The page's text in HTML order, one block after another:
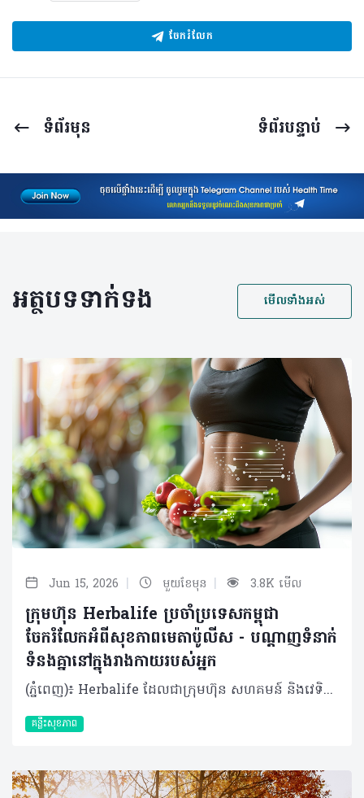
ចែករំលែក
ទំព័រ​មុន ទំព័រ​បន្ទាប់
អត្ថបទទាក់ទង មើលទាំងអស់
Jun 15, 2026 | មួយខែមុន | 3.8K មើល
ក្រុមហ៊ុន Herbalife ប្រចាំប្រទេសកម្ពុជា
ចែករំលែកអំពីសុខភាពមេតាប៉ូលីស - បណ្តាញទំនាក់
ទំនងគ្នានៅក្នុងរាងកាយរបស់អ្នក
(ភ្នំពេញ)៖ Herbalife ដែលជាក្រុមហ៊ុន សហគមន៍ និងវេទិកាភ្ជាប់ទំនាក់ទំនង លំដាប់ថ្នាក់ពិភពលោក ផ្នែកសុខភាព និងសុខុមាលភាពបានចែករំលែកអំពី សុខភាពមេតាប៉ូលីសនិងបណ្តាញទំនាក់ទំនងគ្នានៅក្នុងរាងកាយរបស់អ្នក។ សុខភាពមេតាប៉ូលីស មិនមែនត្រឹមតែជាការគ្រប់គ្រងទម្ងន់ ឬជាតិស្ករនោះទេ ប៉ុន្តែវាគឺជាសមត្ថភាពរបស់រាងកាយក្នុងការបំប្លែងអាហារទៅជាថាមពលប្រកបដោយប្រសិទ្ធភាព។ វាក៏រួមបញ្ចូលទាំងការរក្សាកម្រិតជាតិស្ករ ជាតិខ្លាញ់ សម្ពាធឈាមឱ្យនៅកម្រិតល្អ និងការបង្ការការរលាករ៉ាំរ៉ៃក្នុងរាងកាយផងដែរ។ ការផ្លាស់ប្តូររបបអាហារ ការរស់នៅបែបអង្គុយច្រើនមិនសូវបញ្ចេញកម្លាំង គឺជាកត្តាជម្រុញឱ្យសុខភាពមេតាប៉ូលីសធ្លាក់ចុះ​។​ វាជាការចាំបាច់ដែលយើងត្រូវយកចិត្តទុកដាក់លើសុខភាពមេតាប៉ូលីសឱ្យបានតាំងពីដំបូង។​ យើងអាចធ្វើទៅបានតាម​រយៈ​ការទទួលទានអាហារដែលមានជីវជាតិគ្រប់គ្រាន់ និងការរក្សាទម្លាប់រស់នៅល្អៗឱ្យបានជាប់លាប់។ ការពង្រឹងសុខភាពមេតាប៉ូលីស មិនមែនជាការដោះស្រាយមួយឆាវៗនោះទេ ប៉ុន្តែវាទាមទារឱ្យយើងផ្ដោតលើការស្តារតុល្យភាពនៃប្រព័ន្ធរាងកាយទាំងមូលឡើងវិញ។ ខាងក្រោមនេះគឺជាវិធីសាស្ត្រមួយចំនួនដើម្បីសម្រេចគោលដៅនេះ៖ គន្លឹះទី ១៖ សមាសធាតុផ្សំនៃរាងកាយពិតជាសំខាន់ (Body composition matters) មេតាប៉ូលីស មិនមែនរងឥទ្ធិពលពីទម្ងន់ខ្លួនតែមួយមុខនោះទេ ប៉ុន្តែវាអាស្រ័យទៅលើសមាសធាតុផ្សំនៃរាងកាយទាំងមូល។ ការដឹងពីអត្រាធៀបរវាង សាច់ដុំ និងខ្លាញ់ ផ្តល់រូបភាពច្បាស់លាស់អំពីសុខភាពមេតាប៉ូលីស ជាងការមើលតែលើទម្ងន់ ឬសន្ទស្សន៍ម៉ាសរាងកាយ (BMI) តែម្យ៉ាង។ សាច់ដុំ កោសិកាសាច់ដុំគឺជាផ្នែកដែលសកម្មខ្លាំងក្នុងការធ្វើមេតាប៉ូលីស ដូច្នេះការមានសាច់ដុំកាន់តែច្រើន មានន័យថារាងកាយរបស់អ្នកប្រើប្រាស់ថាមពលកាន់តែច្រើន សូម្បីតែក្នុងពេលដែលអ្នកកំពុងសម្រាកក៏ដោយ។ ខ្លាញ់ ជាផ្នែកសំខាន់នៃសុខភាពមេតាប៉ូលីស វាជាប្រភពថាមពលដែលរាងកាយពឹងផ្អែកពេញមួយថ្ងៃ ហើយវាក៏ជាផ្នែកមួយ​ដែលជួយបង្កើតភ្នាសការពារកោសិកាផងដែរ។ ទោះជាយ៉ាងណាក៏ដោយ ខ្លាញ់ច្រើនពេក ជាពិសេសខ្លាញ់មិនល្អនៅជុំវិញសរីរាង្គខាងក្នុង (Internal Organ) អាចរំខានដល់តុល្យភាពមេតាប៉ូលីស និងអាច បង្កើនហានិភ័យនៃការរលាកផ្សេងៗ។ ខ្លាញ់ល្អ ដូចជាអាស៊ីតខ្លាញ់អូមេហ្គា-៣ (Omega-3) នៅក្នុងត្រី ខ្លាញ់នៅក្នុងគ្រាប់ធញ្ញជាតិ និងប្រេងអូលីវ គឺជួយពង្រឹងមុខងារមេតាប៉ូលីស។ ការស្រាវជ្រាវបានបង្ហាញថា អូមេហ្គា-៣ ជួយដល់ការបង្កើតសាច់ដុំ និងស្តារសាច់ដុំក្រោយហាត់ប្រាណឡើងវិញផងដែរ។ លើសពីនេះ វាក៏ជួយឱ្យរាងកាយប្រើប្រាស់ជាតិស្ករបានល្អ (អាំងស៊ុយលីន) ជួយគ្រប់គ្រងទម្ងន់ និងការពារកុំឱ្យបាត់បង់កម្លាំងសាច់ដុំ ចំពោះមនុស្សចាស់ដែលប្រឈមនឹងការស្រកសាច់ដុំតាមវ័យផងដែរ។ គន្លឹះទី ២៖ ការគ្រប់គ្រងកម្រិតជាតិស្ករក្នុងឈាម ការរក្សាកម្រិតជាតិស្ករក្នុងឈាមឱ្យមានលំនឹង គឺជាចំណុចដ៏សំខាន់បំផុតសម្រាប់សុខភាពមេតាប៉ូលីស។ នៅពេលយើងញ៉ាំកាបូអ៊ីដ្រាត ជាតិស្ករនឹងចូលទៅក្នុងឈាម រាងកាយនឹងបញ្ចេញអាំងស៊ុយលីន ដើម្បីជួយបញ្ជូនជាតិស្ករទាំងនោះទៅក្នុងកោសិកាសម្រាប់បង្កើតជាថាមពល។ ផ្ទុយទៅវិញ ការញ៉ាំអាហារដែលមានជាតិស្ករខ្ពស់ ញឹកញាប់ពេក (ដូចជា នំខេក នំបុ័ងស ឬភេសជ្ជៈផ្អែម) ដែលខ្វះជាតិសរសៃ និងប្រូតេអ៊ីន នឹងធ្វើឱ្យជាតិស្ករក្នុងឈាមឡើងខ្ពស់ខ្លាំងភ្លាមៗ ដែលបន្ទាប់មកបង្ខំឱ្យរាងកាយបញ្ចេញអាំងស៊ុយលីនមកច្រើនហួសប្រមាណ ដែលយូរៗទៅនឹងធ្វើឱ្យមេតាប៉ូលីសចុះខ្សោយ។ ដើម្បីឱ្យរាងកាយគ្រប់គ្រងថាមពលបានល្អ យើងគួរផ្តោតលើអាហារដែលមានតុល្យភាពដូចជា ម្សៅដែលមិនសូវឡើងជាតិស្ករខ្លាំង (Low-glycemic) ប្រូតេអ៊ីន ខ្លាញ់ល្អ និងជាតិសរសៃឱ្យបានច្រើន។ ការទទួលទានអាហារឱ្យទៀងពេលវេលា និងការចៀសវាងការទទួលទានពេលយប់ជ្រៅ គឺមានសារៈសំខាន់ខ្លាំងណាស់ ដើម្បីឱ្យប្រព័ន្ធមេតាប៉ូលីសដំណើរការស្របទៅតាមអ្វីដែលដែលរាងកាយអ្នកទម្លាប់ពីធម្មជាតិមកស្រាប់។ ការធ្វើបែបនេះ នឹងជួយឱ្យរាងកាយប្រើប្រាស់អាំងស៊ុយលីនបានកាន់តែមានប្រសិទ្ធភាព និងជួយឱ្យការទាញយកថាមពលមកប្រើប្រាស់បានកាន់តែល្អប្រសើរ។ គន្លឹះទី ៣៖ សុខភាពពោះវៀន ពោះវៀនត្រូវបានគេហៅថាជា "ខួរក្បាលទីពីរ" របស់រាងកាយ ហើយវាគឺជាកត្តាដ៏សំខាន់បំផុតមួយដែលជួយជម្រុញសុខភាពមេតាប៉ូលីស។ នៅក្នុងពោះវៀនមានមីក្រូសារពាង្គកាយតូចៗរាប់លាន ដែលធ្វើការងារយ៉ាងជិតស្និទ្ធជាមួយសរីរាង្គ​ផ្សេង​ៗ ដើម្បីជួយដល់ការបំប្លែងសារធាតុចិញ្ចឹម និងការទាញយកថាមពលពីអាហារ។ ប្រសិនបើពោះវៀនមានសុខភាពល្អ និងមានតុល្យភាព នោះមានន័យថាមេតាប៉ូលីសក៏ដំណើរការបានល្អផងដែរ។ សុខភាពពោះវៀន គឺជាដំណើរការដែលត្រូវធ្វើការបន្តិចម្តងៗ តាមរយៈការញ៉ាំអាហារដែលមានប្រូបាយអូទិក (Probiotics) អាហារដែលមានជាតិសរសៃ (Prebiotics)​ របបអាហារដែលមានតុល្យភាព និងការរស់នៅប្រកបដោយទម្លាប់ល្អ។ ការអនុវត្តទម្លាប់ទាំងនេះជាប់លាប់ នឹងជួយចិញ្ចឹមមីក្រូសារពាង្គកាយល្អៗក្នុងពោះវៀនឱ្យកាន់តែរឹងមាំ ដែលជួយដល់ប្រព័ន្ធភាពស៊ាំ កាត់បន្ថយការរលាកក្នុងរាងកាយ និងជម្រុញឱ្យប្រព័ន្ធមេតាប៉ូលីសដំណើរការបានកាន់តែប្រសើរ។ គន្លឹះទី ៤៖ ការសម្រាក និងការស្តារឡើងវិញ (Rest and reset) ការគេងបានស្កប់ស្កល់ និងការគ្រប់គ្រងស្ត្រេសបានល្អ ជួយឱ្យអ័រម៉ូនក្នុងរាងកាយមានលំនឹង ដែលជួយឱ្យប្រព័ន្ធមេតាប៉ូលីសដំណើរការបានល្អ ជួយគ្រប់គ្រងចំណង់អាហារ និងរក្សាកម្រិតជាតិស្ករក្នុងឈាមឱ្យមានស្ថេរភាព។ អ្វីដែលស្បែករបស់អ្នកអាចប្រាប់អំពីសុខភាពមេតាប៉ូលីស ទោះបីជាសុខភាពមេតាប៉ូលីសដំណើរការនៅខាងក្នុងក៏ដោយ ប៉ុន្តែផលប៉ះពាល់របស់វាក៏អាចបង្ហាញឱ្យឃើញនៅលើស្បែកផងដែរ។ ទោះបីជាសុខភាពស្បែកមិនមែនជាអ្នកកំណត់មុខងារមេតាប៉ូលីសក៏ដោយ ប៉ុន្តែវាអាចឆ្លុះបញ្ចាំងពីអតុល្យភាពដែលពាក់ព័ន្ធនឹងសុខភាពពោះវៀន ការគ្រប់គ្រងជាតិស្ករ សមាសធាតុផ្សំនៃរាងកាយ ការគេង ព្រមទាំងស្ត្រេសផងដែរ។ ស្បែកដែលថ្លា និងភ្លឺរលោង (Glass skin) ដែលមនុស្សជាច្រើនប្រាថ្នាចង់បាន គឺចាប់ផ្តើមចេញពីការផ្តល់អាហារូបត្ថម្ភដល់រាងកាយពីខាងក្នុង ៖ ប្រូតេអ៊ីន៖ ការទទួលទានប្រូតេអ៊ីនឱ្យបានគ្រប់គ្រាន់ជួយដល់ការជួសជុល និងបង្កើតកោសិកាស្បែកថ្មី បន្លែផ្លែឈើចម្រុះពណ៌៖ ផ្តល់នូវសារធាតុប្រឆាំងអុកស៊ីតកម្ម ដូចជាវីតាមីន A, C, E និងសារធាតុរុក្ខជាតិ (Phytonutrients) ដែលជួយការពារប្រឆាំងនឹងភាពតានតឹងអុកស៊ីតកម្ម និងជួយដល់ការបង្កើត Collagen ការរក្សាជាតិទឹក៖ ការញ៉ាំទឹកឱ្យបានគ្រប់គ្រាន់ និងអាហារដែលមានជីវជាតិចម្រុះមុខ ជួយរក្សារស្បែកឱ្យមានភាពយឺត និងស្រស់ថ្លា សុខភាពមេតាប៉ូលីសល្អ គឺជាការរៀបចំប្រព័ន្ធរាងកាយឱ្យមានភាពស៊ីសង្វាក់គ្នា។ ការជ្រើសរើសទម្លាប់ល្អៗជារៀងរាល់ថ្ងៃ ទោះបីជាជារឿងតូចតាច ក៏អាចបង្កើតជាគ្រឹះដ៏រឹងមាំសម្រាប់សុខភាពមេតាប៉ូលីស និងជួយឱ្យមានសុខភាពល្អក្នុងរយៈពេលវែង។ អំពីក្រុមហ៊ុន Herbalife ក្រុមហ៊ុន Herbalife (NYSE: HLF) គឺជាក្រុមហ៊ុនសុខភាព និងសុខុមាលភាពឈានមុខគេ និងជាសហគមន៍ដែលកំពុងផ្លាស់ប្តូរជីវិតរបស់មនុស្សជាមួយនឹងផលិតផលអាហារូបត្ថម្ភដ៏អស្ចារ្យ និងជាឱកាសអាជីវកម្មសម្រាប់សមាជិកឯករាជ្យ​របស់ខ្លួនចាប់តាំងពីឆ្នាំ 1980។ ក្រុមហ៊ុនផ្តល់ជូននូវផលិតផលដែលគាំទ្រដោយវិទ្យាសាស្រ្តដល់អ្នកប្រើប្រាស់នៅក្នុងទីផ្សារជាង 90។ តាមរយៈសមាជិកឯករាជ្យដែលផ្តល់ជូននូវការបណ្តុះបណ្តាលមួយទល់មួយ និងផ្តល់ការគាំទ្រសហគមន៍ដោយបំផុសគំនិតឱ្យអតិថិជនប្រកាន់ខ្ជាប់នូវរបៀបរស់នៅដែលមានភាពសកម្ម។
គន្លឹះសុខភាព